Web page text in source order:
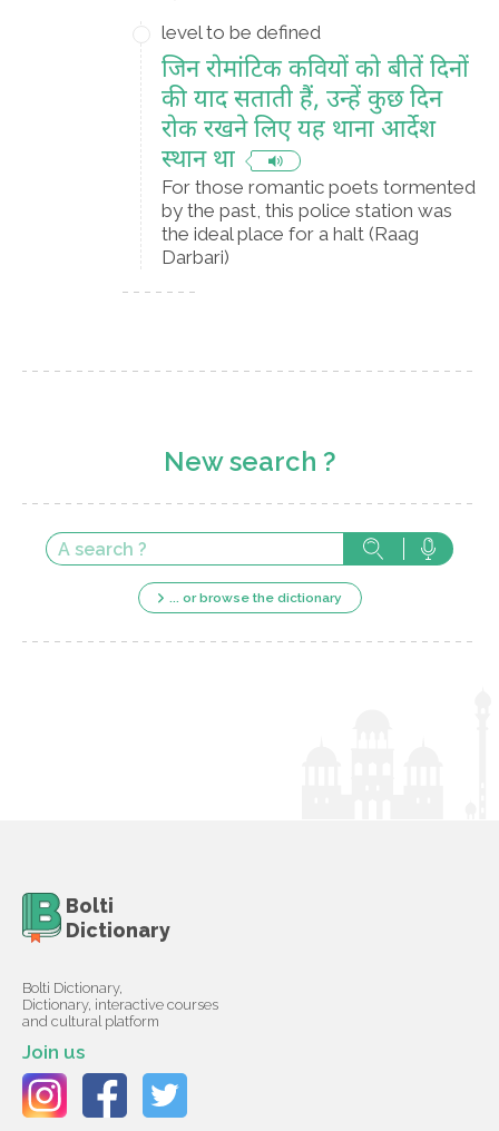
level to be defined
जिन रोमांटिक कवियों को बीतें दिनों
की याद सताती हैं, उन्हें कुछ दिन
रोक रखने लिए यह थाना आर्देश
स्थान था
For those romantic poets tormented
by the past, this police station was
the ideal place for a halt (Raag
Darbari)
New search ?
... or browse the dictionary
Bolti
Dictionary
Bolti Dictionary,
Dictionary, interactive courses
and cultural platform
Join us